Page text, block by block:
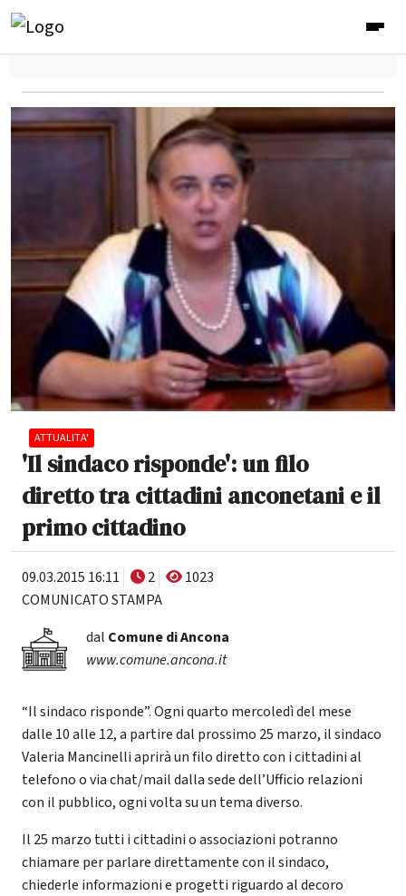
ATTUALITA'
'Il sindaco risponde': un filo
diretto tra cittadini anconetani e il
primo cittadino
09.03.2015 16:11 2
1023
COMUNICATO STAMPA
dal Comune di Ancona
www.comune.ancona.it
“Il sindaco risponde”. Ogni quarto mercoledì del mese
dalle 10 alle 12, a partire dal prossimo 25 marzo, il sindaco
Valeria Mancinelli aprirà un filo diretto con i cittadini al
telefono o via chat/mail dalla sede dell’Ufficio relazioni
con il pubblico, ogni volta su un tema diverso.
Il 25 marzo tutti i cittadini o associazioni potranno
chiamare per parlare direttamente con il sindaco,
chiederle informazioni e progetti riguardo al decoro